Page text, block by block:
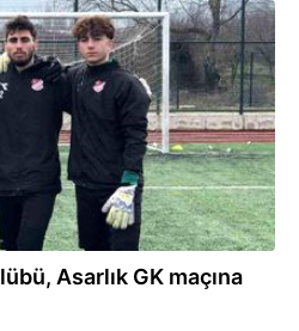
Asarlık GK maçına